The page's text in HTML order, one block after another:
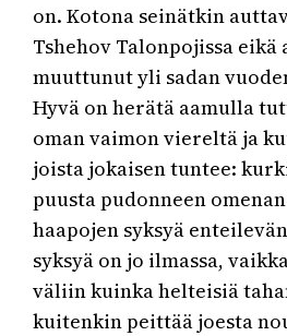
on. Kotona seinätkin
Tshehov Talonpojissa eikä
muuttunut yli sadan
Hyvä on herätä aamulla
oman vaimon viereltä ja
joista jokaisen tuntee:
puusta pudonneen
haapojen syksyä
syksyä on jo ilmassa,
väliin kuinka helteisiä
kuitenkin peittää joesta